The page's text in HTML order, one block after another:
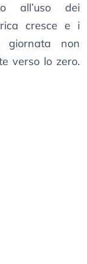
all’uso dei
cresce e i
giornata non
verso lo zero.